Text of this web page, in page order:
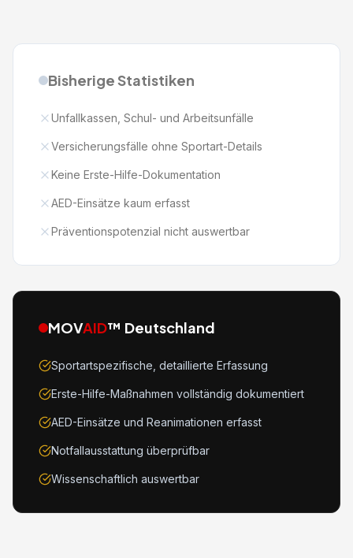
Bisherige Statistiken
Unfallkassen, Schul- und Arbeitsunfälle
Versicherungsfälle ohne Sportart-Details
Keine Erste-Hilfe-Dokumentation
AED-Einsätze kaum erfasst
Präventionspotenzial nicht auswertbar
MOVAID™ Deutschland
Sportartspezifische, detaillierte Erfassung
Erste-Hilfe-Maßnahmen vollständig dokumentiert
AED-Einsätze und Reanimationen erfasst
Notfallausstattung überprüfbar
Wissenschaftlich auswertbar